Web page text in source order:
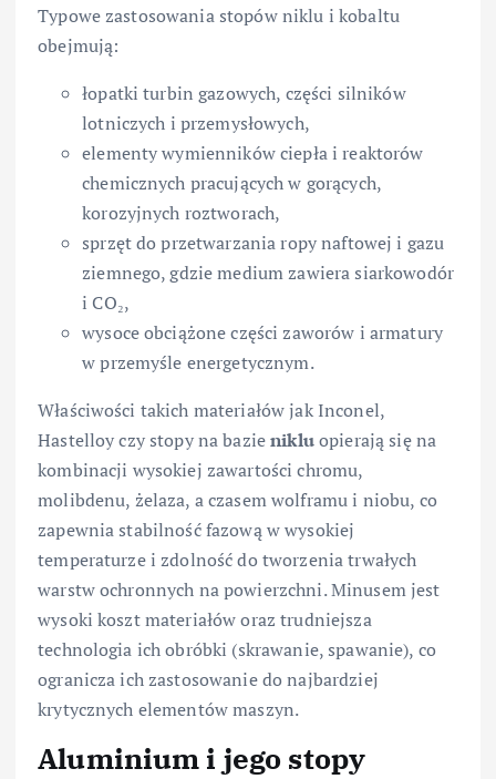
Typowe zastosowania stopów niklu i kobaltu
obejmują:
łopatki turbin gazowych, części silników
lotniczych i przemysłowych,
elementy wymienników ciepła i reaktorów
chemicznych pracujących w gorących,
korozyjnych roztworach,
sprzęt do przetwarzania ropy naftowej i gazu
ziemnego, gdzie medium zawiera siarkowodór
i CO₂,
wysoce obciążone części zaworów i armatury
w przemyśle energetycznym.
Właściwości takich materiałów jak Inconel,
Hastelloy czy stopy na bazienikluopierają się na
kombinacji wysokiej zawartości chromu,
molibdenu, żelaza, a czasem wolframu i niobu, co
zapewnia stabilność fazową w wysokiej
temperaturze i zdolność do tworzenia trwałych
warstw ochronnych na powierzchni. Minusem jest
wysoki koszt materiałów oraz trudniejsza
technologia ich obróbki (skrawanie, spawanie), co
ogranicza ich zastosowanie do najbardziej
krytycznych elementów maszyn.
Aluminium i jego stopy